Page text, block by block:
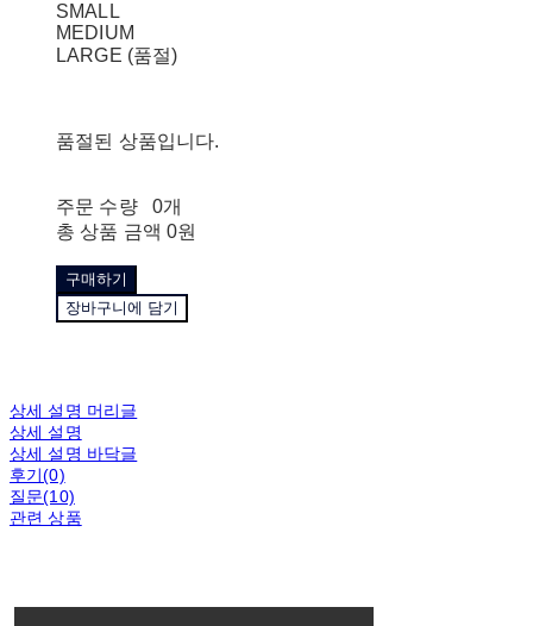
SMALL
MEDIUM
LARGE (품절)
품절된 상품입니다.
주문 수량
0개
총 상품 금액 0원
구매하기
장바구니에 담기
상세 설명 머리글
상세 설명
상세 설명 바닥글
후기(0)
질문(10)
관련 상품